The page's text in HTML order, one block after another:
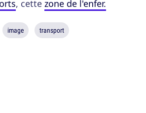
, cette zone de l'enfer.
image transport